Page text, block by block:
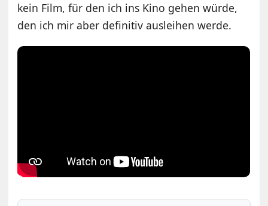
kein Film, für den ich ins Kino gehen würde,
den ich mir aber definitiv ausleihen werde.